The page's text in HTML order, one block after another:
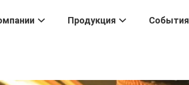
Продукция События